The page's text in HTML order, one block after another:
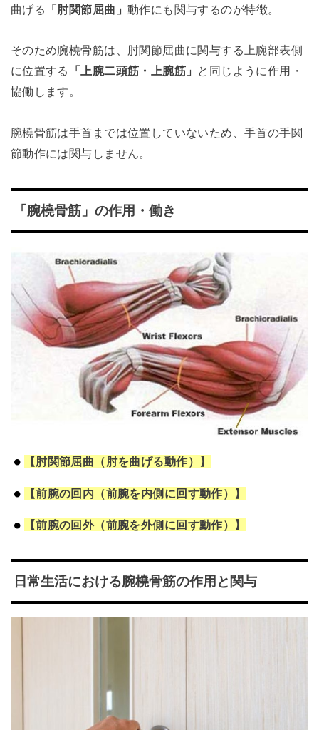
曲げる 「肘関節屈曲」 動作にも関与するのが特徴。
そのため腕橈骨筋は、肘関節屈曲に関与する上腕部表側
に位置する
「上腕二頭筋・上腕筋」 と同じように作用・
協働します。
腕橈骨筋は手首までは位置していないため、手首の手関
節動作には関与しません。
「腕橈骨筋」の作用・働き
【肘関節屈曲（肘を曲げる動作）】
【前腕の回内（前腕を内側に回す動作）】
【前腕の回外（前腕を外側に回す動作）】
日常生活における腕橈骨筋の作用と関与